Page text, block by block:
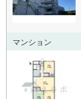
マンション